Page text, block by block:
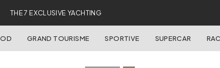
THE 7 EXCLUSIVE YACHTING
GRAND TOURISME SPORTIVE SUPERCAR